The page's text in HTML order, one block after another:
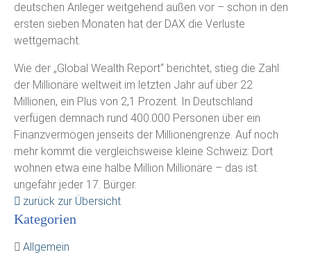
deutschen Anleger weitgehend außen vor – schon in den
ersten sieben Monaten hat der DAX die Verluste
wettgemacht.
Wie der „Global Wealth Report“ berichtet, stieg die Zahl
der Millionäre weltweit im letzten Jahr auf über 22
Millionen, ein Plus von 2,1 Prozent. In Deutschland
verfügen demnach rund 400.000 Personen über ein
Finanzvermögen jenseits der Millionengrenze. Auf noch
mehr kommt die vergleichsweise kleine Schweiz: Dort
wohnen etwa eine halbe Million Millionäre – das ist
ungefähr jeder 17. Bürger.
zurück zur Übersicht
Kategorien
Allgemein